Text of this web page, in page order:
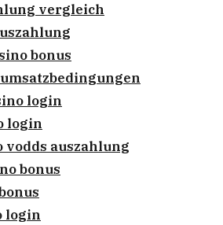
vergleich
bonus
login
login
vodds auszahlung
bonus
login